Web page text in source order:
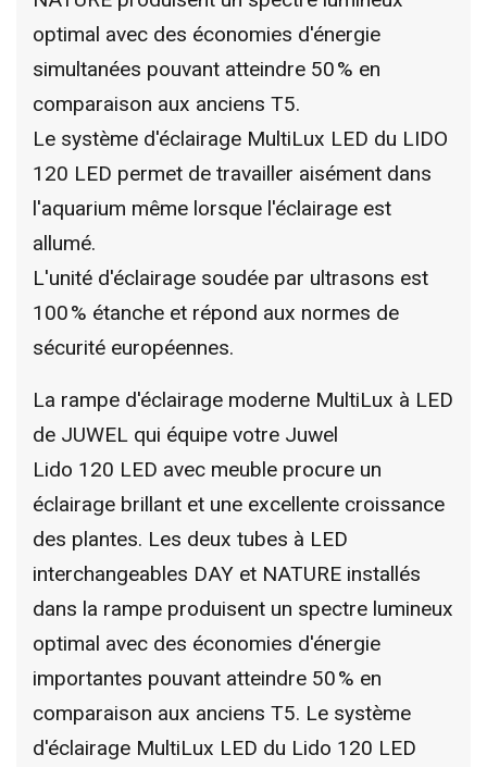
optimal avec des économies d'énergie
simultanées pouvant atteindre 50 % en
comparaison aux anciens T5.
Le système d'éclairage MultiLux LED du LIDO
120 LED permet de travailler aisément dans
l'aquarium même lorsque l'éclairage est
allumé.
L'unité d'éclairage soudée par ultrasons est
100 % étanche et répond aux normes de
sécurité européennes.
La rampe d'éclairage moderne MultiLux à LED
de JUWEL qui équipe votre Juwel
Lido 120 LED avec meuble procure un
éclairage brillant et une excellente croissance
des plantes. Les deux tubes à LED
interchangeables DAY et NATURE installés
dans la rampe produisent un spectre lumineux
optimal avec des économies d'énergie
importantes pouvant atteindre 50 % en
comparaison aux anciens T5. Le système
d'éclairage MultiLux LED du Lido 120 LED